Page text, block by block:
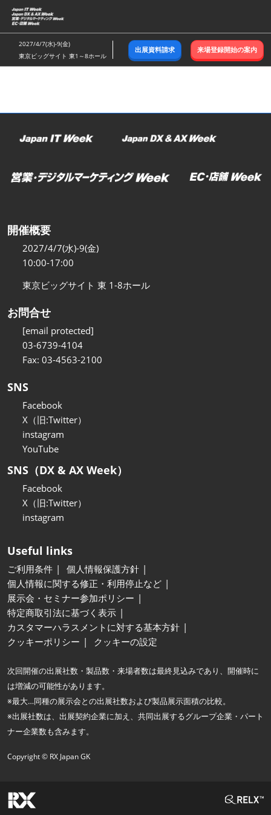
ス
キ
ッ
し
む
2027/4/7(水)-9(金)
東京ビッグサイト 東1～8ホール
出展資料請求 来場登録開始の案内
開催概要
2027/4/7(水)-9(金)
10:00-17:00
東京ビッグサイト 東 1-8ホール
お問合せ
[email protected]
03-6739-4104
Fax: 03-4563-2100
SNS
Facebook
X（旧:Twitter）
instagram
YouTube
SNS（DX & AX Week）
Facebook
X（旧:Twitter）
instagram
Useful links
ご利用条件
個人情報保護方針
個人情報に関する修正・利用停止など
展示会・セミナー参加ポリシー
特定商取引法に基づく表示
カスタマーハラスメントに対する基本方針
クッキーポリシー
クッキーの設定
次回開催の出展社数・製品数・来場者数は最終見込みであり、開催時に
は増減の可能性があります。
※最大…同種の展示会との出展社数および製品展示面積の比較。
※出展社数は、出展契約企業に加え、共同出展するグループ企業・パート
ナー企業数も含みます。
Copyright © RX Japan GK